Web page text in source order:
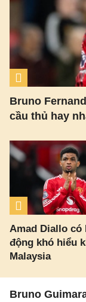
Bruno
cầu thủ hay
Amad Diallo có
động khó hiểu
Malaysia
Bruno